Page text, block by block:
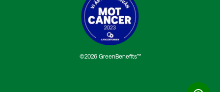
©2026 GreenBenefits™